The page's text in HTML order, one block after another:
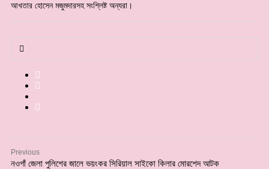
আখতার হোসেন মজুমদারসহ সংশ্লিষ্ট অন্যরা।
Previous
নওগাঁ জেলা পুলিশের জালে ভয়ংকর সিরিয়াল সাইকো কিলার মোরশেদ আটক